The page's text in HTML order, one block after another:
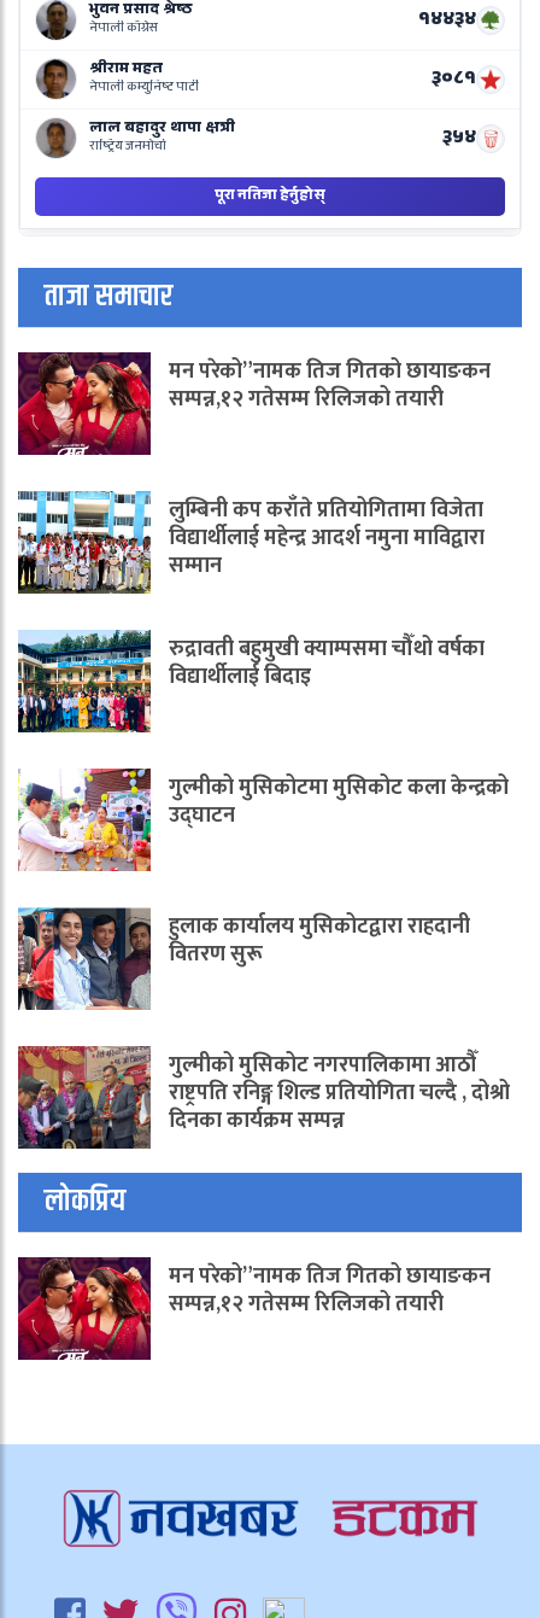
ताजा समाचार
मन परेको”नामक तिज गितको छायाङकन
सम्पन्न,१२ गतेसम्म रिलिजको तयारी
लुम्बिनी कप कराँते प्रतियोगितामा विजेता
विद्यार्थीलाई महेन्द्र आदर्श नमुना माविद्वारा
सम्मान
रुद्रावती बहुमुखी क्याम्पसमा चौँथो वर्षका
विद्यार्थीलाई बिदाइ
गुल्मीको मुसिकोटमा मुसिकोट कला केन्द्रको
उद्घाटन
हुलाक कार्यालय मुसिकोटद्वारा राहदानी
वितरण सुरू
गुल्मीको मुसिकोट नगरपालिकामा आठौँ
राष्ट्रपति रनिङ्ग शिल्ड प्रतियोगिता चल्दै , दोश्रो
दिनका कार्यक्रम सम्पन्न
लोकप्रिय
मन परेको”नामक तिज गितको छायाङकन
सम्पन्न,१२ गतेसम्म रिलिजको तयारी